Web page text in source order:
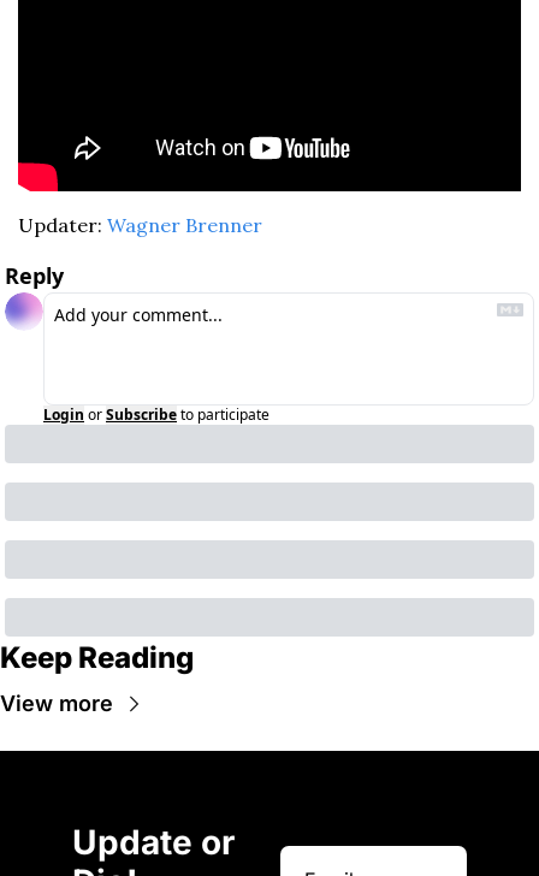
Updater: Wagner Brenner
Reply
Login orSubscribeto participate
Keep Reading
View more
Update or